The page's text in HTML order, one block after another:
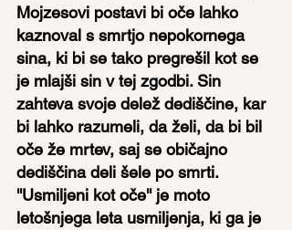
Mojzesovi postavi bi oče lahko
kaznoval s smrtjo nepokornega
sina, ki bi se tako pregrešil kot se
je mlajši sin v tej zgodbi. Sin
zahteva svoje delež dediščine, kar
bi lahko razumeli, da želi, da bi bil
oče že mrtev, saj se običajno
dediščina deli šele po smrti.
''Usmiljeni kot oče'' je moto
letošnjega leta usmiljenja, ki ga je